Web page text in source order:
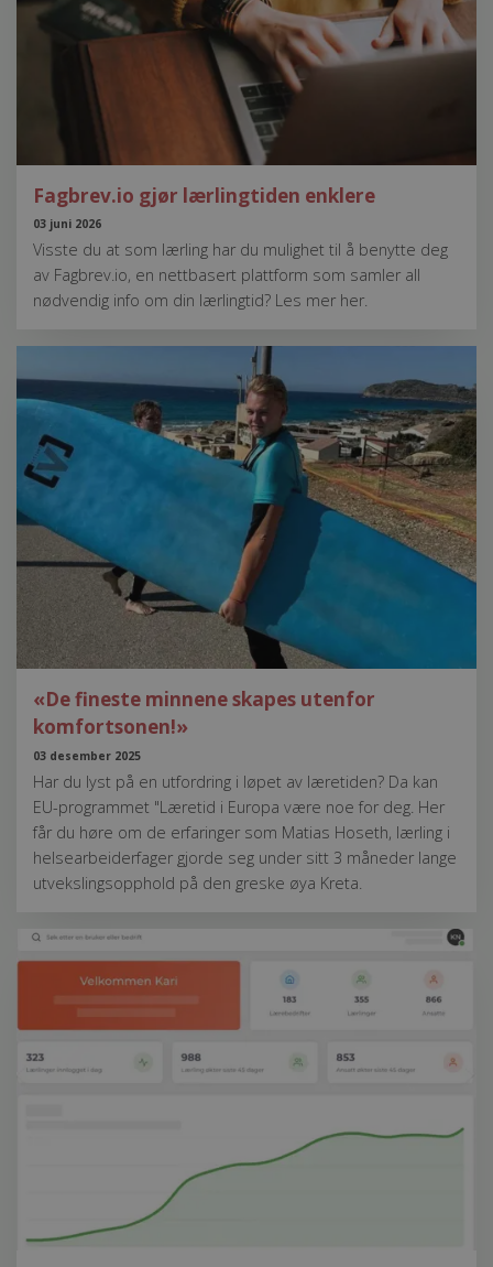
Fagbrev.io gjør lærlingtiden enklere
03 juni 2026
Visste du at som lærling har du mulighet til å benytte deg
av Fagbrev.io, en nettbasert plattform som samler all
nødvendig info om din lærlingtid? Les mer her.
«De fineste minnene skapes utenfor
komfortsonen!»
03 desember 2025
Har du lyst på en utfordring i løpet av læretiden? Da kan
EU-programmet "Læretid i Europa være noe for deg. Her
får du høre om de erfaringer som Matias Hoseth, lærling i
helsearbeiderfager gjorde seg under sitt 3 måneder lange
utvekslingsopphold på den greske øya Kreta.